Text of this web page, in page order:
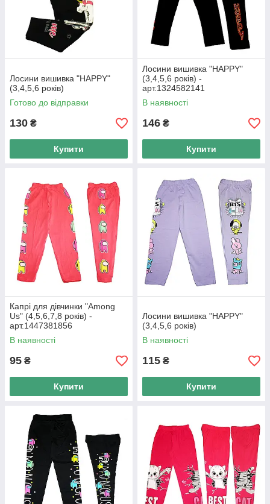
Лосини вишивка "HAPPY"
(3,4,5,6 років)
Готово до відправки
130 ₴
Купити
Лосини вишивка "HAPPY"
(3,4,5,6 років) -
арт.1324582141
В наявності
146 ₴
Купити
Капрі для дівчинки "Among
Us" (4,5,6,7,8 років) -
арт.1447381856
В наявності
95 ₴
Купити
Лосини вишивка "HAPPY"
(3,4,5,6 років)
В наявності
115 ₴
Купити